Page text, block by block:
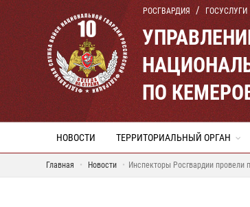
РОСГВАРДИЯ ГОСУСЛУГИ
ПО
НОВОСТИ ТЕРРИТОРИАЛЬНЫЙ ОРГАН
Главная Новости Инспекторы Росгвардии провели